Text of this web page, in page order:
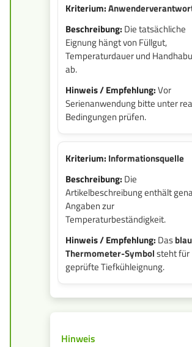
Die tatsächliche
Eignung hängt von Füllgut,
Temperaturdauer und
ab.
Vor
Serienanwendung bitte unter
Bedingungen prüfen.
Informationsquelle
Die
Artikelbeschreibung enthält
Angaben zur
Temperaturbeständigkeit.
Das
Thermometer-Symbolsteht für
geprüfte Tiefkühleignung.
Hinweis